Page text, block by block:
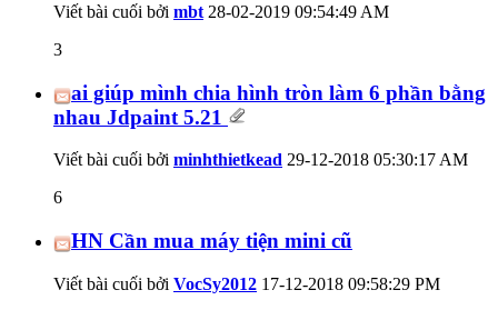
Viết bài cuối bởi mbt 28-02-2019 09:54:49 AM
3
ai giúp mình chia hình tròn làm 6 phần bằng
nhau Jdpaint 5.21
Viết bài cuối bởi minhthietkead 29-12-2018 05:30:17 AM
6
HN Cần mua máy tiện mini cũ
Viết bài cuối bởi VocSy2012 17-12-2018 09:58:29 PM